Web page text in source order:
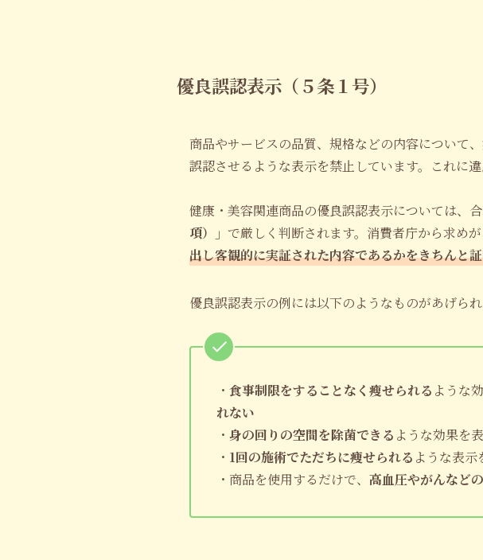
優良誤認表示（５条１号）
商品やサービスの品質、規格などの内容について
誤認させるような表示を禁止しています。これに
健康・美容関連商品の優良誤認表示については、
項）」 で厳しく判断されます。消費者庁から求め
出し客観的に実証された内容であるかをきちんと
優良誤認表示の例には以下のようなものがあげられ
・ 食事制限をすることなく瘦せられる ような
れない
・ 身の回りの空間を除菌できる ような効果を
・ 1回の施術でただちに痩せられる ような表示
・商品を使用するだけで、 高血圧やがんなど